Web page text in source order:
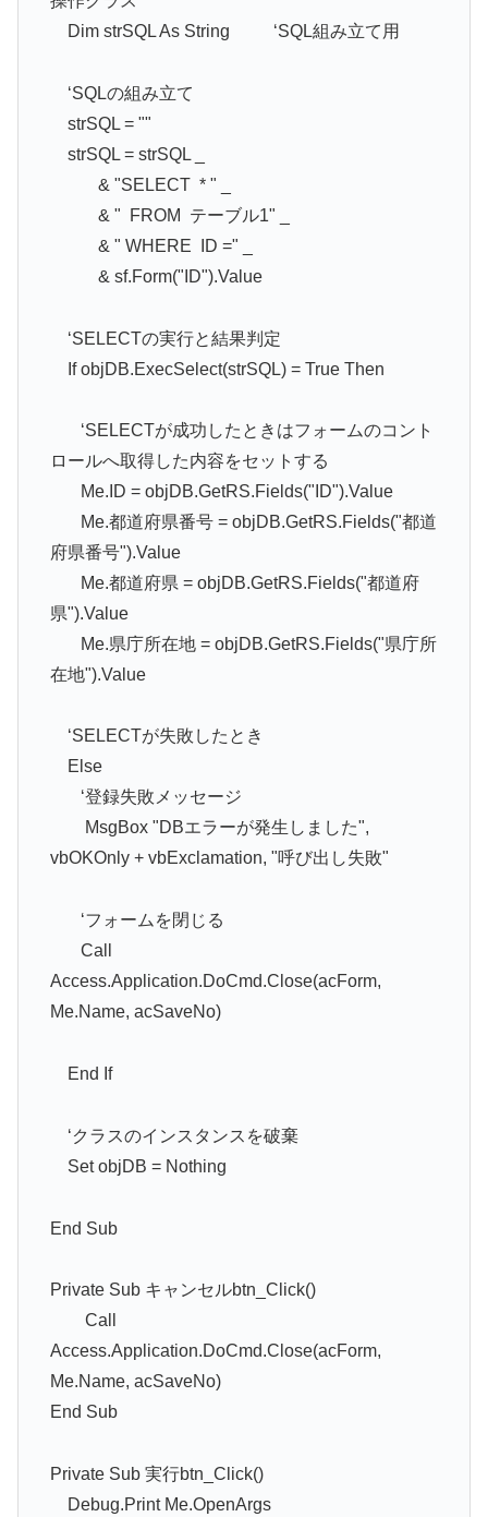
Dim strSQL As String ‘SQL組み立て用
‘SQLの組み立て
strSQL = ""
strSQL = strSQL _
& "SELECT * " _
& " FROM テーブル1" _
& " WHERE ID =" _
& sf.Form("ID").Value
‘SELECTの実行と結果判定
If objDB.ExecSelect(strSQL) = True Then
‘SELECTが成功したときはフォームのコント
ロールへ取得した内容をセットする
Me.ID = objDB.GetRS.Fields("ID").Value
Me.都道府県番号 = objDB.GetRS.Fields("都道
府県番号").Value
Me.都道府県 = objDB.GetRS.Fields("都道府
県").Value
Me.県庁所在地 = objDB.GetRS.Fields("県庁所
在地").Value
‘SELECTが失敗したとき
Else
‘登録失敗メッセージ
MsgBox "DBエラーが発生しました",
vbOKOnly + vbExclamation, "呼び出し失敗"
‘フォームを閉じる
Call
Access.Application.DoCmd.Close(acForm,
Me.Name, acSaveNo)
End If
‘クラスのインスタンスを破棄
Set objDB = Nothing
End Sub
Private Sub キャンセルbtn_Click()
Call
Access.Application.DoCmd.Close(acForm,
Me.Name, acSaveNo)
End Sub
Private Sub 実行btn_Click()
Debug.Print Me.OpenArgs